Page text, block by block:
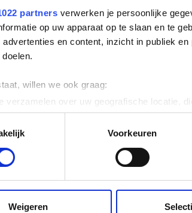
partners verwerken je persoonlijke
op uw apparaat op te slaan en te
advertenties en content, inzicht in publiek
willen we ook graag:
verzamelen over uw geografische locatie,
identificeren door het actief te scannen
hoe uw persoonlijke gegevens worden
op elk moment wijzigen of intrekken in de
te analyseren. Ook delen we informatie
en analyse. Deze partners kunnen
Voorkeuren
Weigeren
Staal
-